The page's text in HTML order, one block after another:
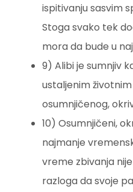
ispitivanju sasvim
Stoga svako tek
mora da bude u
9) Alibi je sumnjiv
ustaljenim
osumnjičenog,
10) Osumnjičeni,
najmanje
vreme zbivanja
razloga da svoje